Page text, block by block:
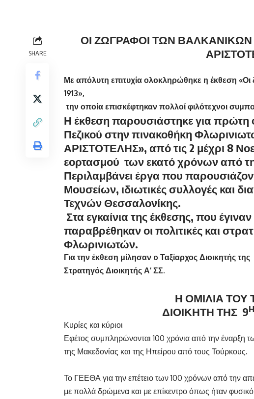
SHARE
ΟΙ ΖΩΓΡΑΦΟΙ ΤΩΝ
Με απόλυτη επιτυχία ολοκληρώθηκε η έκθεση
1913»,
την οποία επισκέφτηκαν πολλοί φιλότεχνοι
Η έκθεση παρουσιάστηκε για
Πεζικού στην πινακοθήκη
ΑΡΙΣΤΟΤΕΛΗΣ», από τις 2 μέχρι 8
εορτασμού των εκατό χρόνων από
Περιλαμβάνει έργα που
Μουσείων, ιδιωτικές συλλογές και
Τεχνών Θεσσαλονίκης.
Στα εγκαίνια της έκθεσης, που
παραβρέθηκαν οι πολιτικές και
Φλωρινιωτών.
Για την έκθεση μίλησαν o Ταξίαρχος Διοικητής της
Στρατηγός Διοικητής Α’ ΣΣ.
Η ΟΜΙΛΙΑ ΤΟΥ
ΔΙΟΙΚΗΤΗ ΤΗΣ 9
Κυρίες και κύριοι
Εφέτος συμπληρώνονται 100 χρόνια από την έναρξη
της Μακεδονίας και της Ηπείρου από τους Τούρκους.
Το ΓΕΕΘΑ για την επέτειο των 100 χρόνων από την
με πολλά δρώμενα και με επίκεντρο όπως ήταν